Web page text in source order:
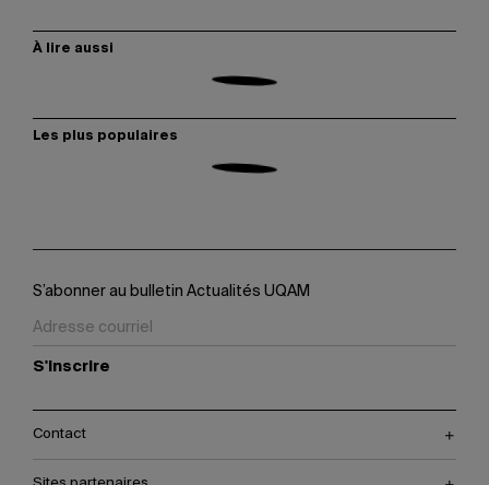
À lire aussi
Les plus populaires
S’abonner au bulletin Actualités UQAM
S'inscrire
Contact